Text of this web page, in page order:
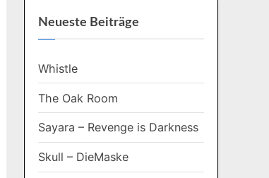
Neueste Beiträge
Whistle
The Oak Room
Sayara – Revenge is Darkness
Skull – DieMaske